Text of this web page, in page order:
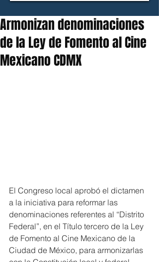
Armonizan denominaciones
de la Ley de Fomento al Cine
Mexicano CDMX
El Congreso local aprobó el dictamen
a la iniciativa para reformar las
denominaciones referentes al “Distrito
Federal”, en el Título tercero de la Ley
de Fomento al Cine Mexicano de la
Ciudad de México, para armonizarlas